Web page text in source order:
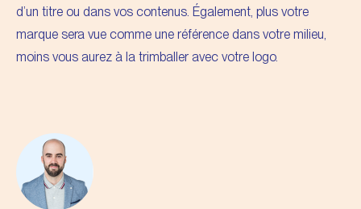
d’un titre ou dans vos contenus. Également, plus votre
marque sera vue comme une référence dans votre milieu,
moins vous aurez à la trimballer avec votre logo.